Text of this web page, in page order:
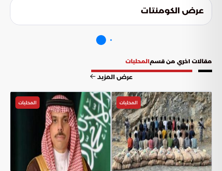
عرض الكومنتات
مقالات اخري من قسمالمحليات
عرض المزيد
المحليات المحليات